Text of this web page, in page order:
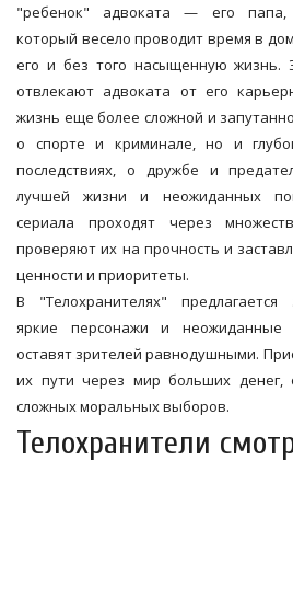
"ребенок" адвоката — его папа,
который весело проводит время в
его и без того насыщенную жизнь.
отвлекают адвоката от его
жизнь еще более сложной и
о спорте и криминале, но и
последствиях, о дружбе и
лучшей жизни и неожиданных
сериала проходят через
проверяют их на прочность и
ценности и приоритеты.
В "Телохранителях"
яркие персонажи и
оставят зрителей равнодушными.
их пути через мир больших денег,
сложных моральных выборов.
Телохранители